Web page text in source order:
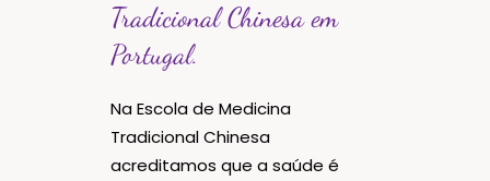
Tradicional Chinesa em
Portugal.
Na Escola de Medicina
Tradicional Chinesa
acreditamos que a saúde é